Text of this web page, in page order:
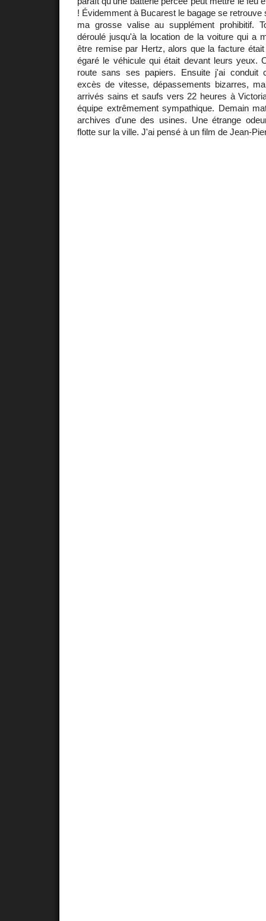
! Évidemment à Bucarest le bagage se retrouve
ma grosse valise au supplément prohibitif.
déroulé jusqu'à la location de la voiture qui a
être remise par Hertz, alors que la facture
égaré le véhicule qui était devant leurs yeux.
route sans ses papiers. Ensuite j'ai conduit
excès de vitesse, dépassements bizarres,
arrivés sains et saufs vers 22 heures à
équipe extrêmement sympathique. Demain
archives d'une des usines. Une étrange
flotte sur la ville. J'ai pensé à un film de Jean-